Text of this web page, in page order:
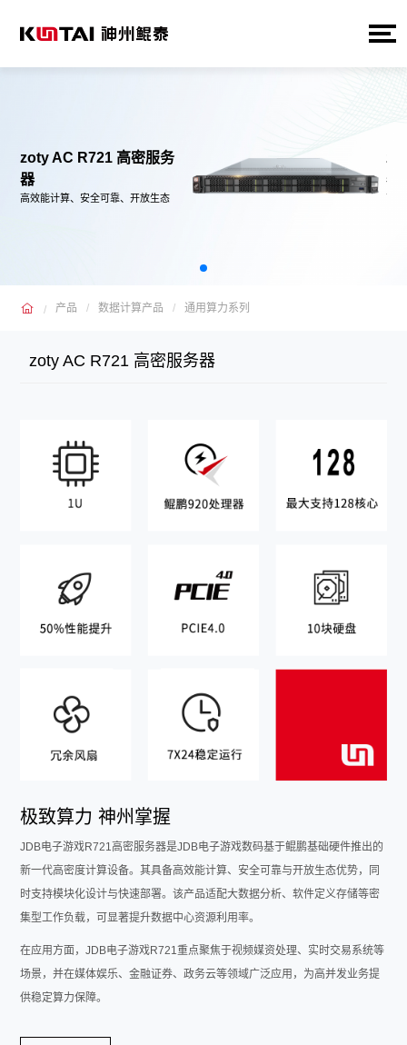
zoty AC R721 高密服务
器
高效能计算、安全可靠、开放生态
器
高
产品 数据计算产品 通用算力系列
zoty AC R721 高密服务器
极致算力 神州掌握
JDB电子游戏R721高密服务器是JDB电子游戏数码基于鲲鹏基础硬件推出的
新一代高密度计算设备。其具备高效能计算、安全可靠与开放生态优势，同
时支持模块化设计与快速部署。该产品适配大数据分析、软件定义存储等密
集型工作负载，可显著提升数据中心资源利用率。
在应用方面，JDB电子游戏R721重点聚焦于视频媒资处理、实时交易系统等
场景，并在媒体娱乐、金融证券、政务云等领域广泛应用，为高并发业务提
供稳定算力保障。